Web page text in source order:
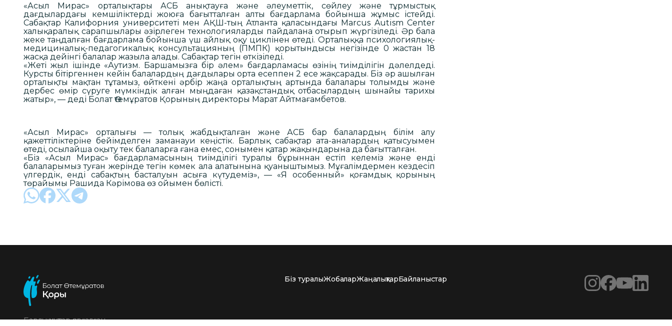
«Асыл Мирас» орталықтары АСБ анықтауға және әлеуметтік, сөйлеу және тұрмыстық
дағдылардағы кемшіліктерді жоюға бағытталған алты бағдарлама бойынша жұмыс істейді.
Сабақтар Калифорния университеті мен АҚШ-тың Атланта қаласындағы Marcus Autism Center
халықаралық сарапшылары әзірлеген технологияларды пайдалана отырып жүргізіледі. Әр бала
жеке таңдалған бағдарлама бойынша үш айлық оқу циклінен өтеді. Орталыққа психологиялық-
медициналық-педагогикалық консультацияның (ПМПК) қорытындысы негізінде 0 жастан 18
жасқа дейінгі балалар жазыла алады. Сабақтар тегін өткізіледі.
«Жеті жыл ішінде «Аутизм. Баршамызға бір әлем» бағдарламасы өзінің тиімділігін дәлелдеді.
Курсты бітіргеннен кейін балалардың дағдылары орта есеппен 2 есе жақсарады. Біз әр ашылған
орталықты мақтан тұтамыз, өйткені әрбір жаңа орталықтың артында балалары толымды және
дербес өмір сүруге мүмкіндік алған мыңдаған қазақстандық отбасылардың шынайы тарихы
жатыр», — деді Болат Өтемұратов Қорының директоры Марат Айтмағамбетов.
«Асыл Мирас» орталығы — толық жабдықталған және АСБ бар балалардың білім алу
қажеттіліктеріне бейімделген заманауи кеңістік. Барлық сабақтар ата-аналардың қатысуымен
өтеді, осылайша оқыту тек балаларға ғана емес, сонымен қатар жақындарына да бағытталған.
«Біз «Асыл Мирас» бағдарламасының тиімділігі туралы бұрыннан естіп келеміз және енді
балаларымыз туған жерінде тегін көмек ала алатынына қуаныштымыз. Мұғалімдермен кездесіп
үлгердік, енді сабақтың басталуын асыға күтудеміз», — «Я особенный» қоғамдық қорының
төрайымы Рашида Кәрімова өз ойымен бөлісті.
Барлық құқықтар қорғалған
Біз туралыЖобаларЖаңалықтарБайланыстар